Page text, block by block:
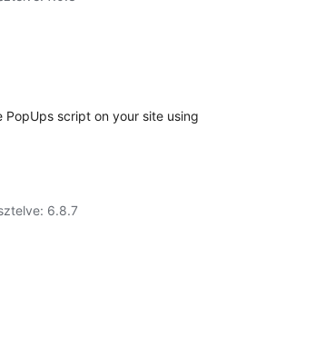
script on your site using
6.8.7